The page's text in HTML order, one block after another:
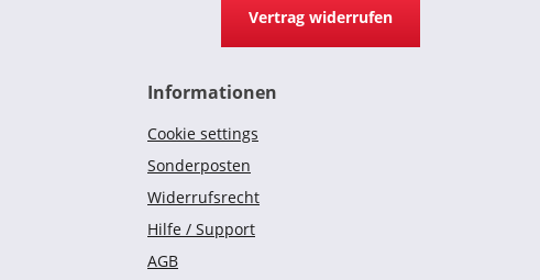
Vertrag widerrufen
Informationen
Cookie settings
Sonderposten
Widerrufsrecht
Hilfe / Support
AGB